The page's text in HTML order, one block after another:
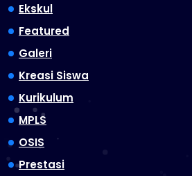
Ekskul
Featured
Galeri
Kreasi Siswa
Kurikulum
MPLS
OSIS
Prestasi